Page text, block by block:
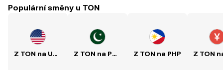
Populární směny u TON
Z TON na USD Z TON na PKR Z TON na PHP